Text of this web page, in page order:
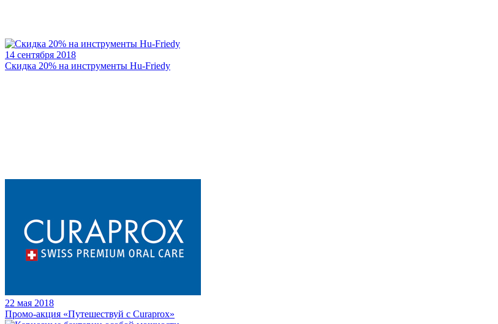
14 сентября 2018
Скидка 20% на инструменты Hu-Friedy
22 мая 2018
Промо-акция «Путешествуй с Curaprox»